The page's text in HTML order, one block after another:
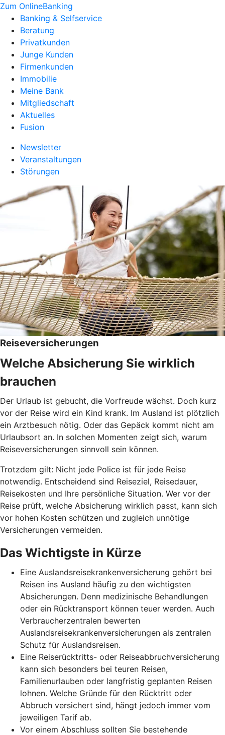
Zum OnlineBanking
Banking & Selfservice
Beratung
Privatkunden
Junge Kunden
Firmenkunden
Immobilie
Meine Bank
Mitgliedschaft
Aktuelles
Fusion
Newsletter
Veranstaltungen
Störungen
Reiseversicherungen
Welche Absicherung Sie wirklich
brauchen
Der Urlaub ist gebucht, die Vorfreude wächst. Doch kurz
vor der Reise wird ein Kind krank. Im Ausland ist plötzlich
ein Arztbesuch nötig. Oder das Gepäck kommt nicht am
Urlaubsort an. In solchen Momenten zeigt sich, warum
Reiseversicherungen sinnvoll sein können.
Trotzdem gilt: Nicht jede Police ist für jede Reise
notwendig. Entscheidend sind Reiseziel, Reisedauer,
Reisekosten und Ihre persönliche Situation. Wer vor der
Reise prüft, welche Absicherung wirklich passt, kann sich
vor hohen Kosten schützen und zugleich unnötige
Versicherungen vermeiden.
Das Wichtigste in Kürze
Eine Auslandsreisekrankenversicherung gehört bei
Reisen ins Ausland häufig zu den wichtigsten
Absicherungen. Denn medizinische Behandlungen
oder ein Rücktransport können teuer werden. Auch
Verbraucherzentralen bewerten
Auslandsreisekrankenversicherungen als zentralen
Schutz für Auslandsreisen.
Eine Reiserücktritts- oder Reiseabbruchversicherung
kann sich besonders bei teuren Reisen,
Familienurlauben oder langfristig geplanten Reisen
lohnen. Welche Gründe für den Rücktritt oder
Abbruch versichert sind, hängt jedoch immer vom
jeweiligen Tarif ab.
Vor einem Abschluss sollten Sie bestehende